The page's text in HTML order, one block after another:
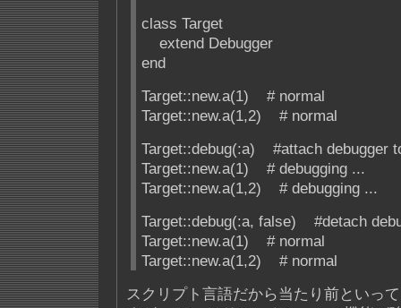
class Target
extend Debugger
end
Target::new.a(1) # normal
Target::new.a(1,2) # normal
Target::debug(:a) #attach debugger
Target::new.a(1) # debugging ...
Target::new.a(1,2) # debugging ...
Target::debug(:a, false) #detach
Target::new.a(1) # normal
Target::new.a(1,2) # normal
スクリプト言語だから当たり前といっ